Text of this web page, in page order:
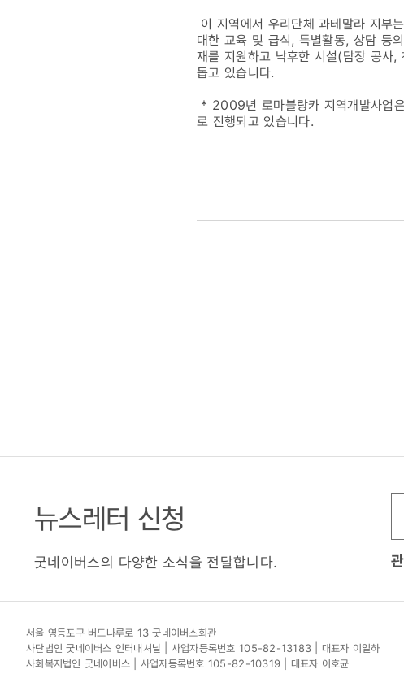
이 지역에서 우리단체 과테말라 지부
대한 교육 및 급식, 특별활동, 상담 등
재를 지원하고 낙후한 시설(담장 공사
돕고 있습니다.
* 2009년 로마블랑카 지역개발사업
로 진행되고 있습니다.
뉴스레터 신청
굿네이버스의 다양한 소식을 전달합니다.
서울 영등포구 버드나루로 13 굿네이버스회관
사단법인 굿네이버스 인터내셔날 | 사업자등록번호 105-82-13183 | 대표자 이일하
사회복지법인 굿네이버스 | 사업자등록번호 105-82-10319 | 대표자 이호균